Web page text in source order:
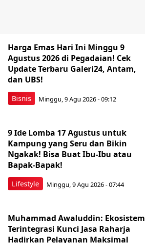
Bisnis
Harga Emas Hari Ini Minggu 9
Agustus 2026 di Pegadaian! Cek
Update Terbaru Galeri24, Antam,
dan UBS!
Minggu, 9 Agu 2026 - 09:12
Lifestyle
9 Ide Lomba 17 Agustus untuk
Kampung yang Seru dan Bikin
Ngakak! Bisa Buat Ibu-Ibu atau
Bapak-Bapak!
Minggu, 9 Agu 2026 - 07:44
Muhammad Awaluddin: Ekosistem
Terintegrasi Kunci Jasa Raharja
Hadirkan Pelayanan Maksimal